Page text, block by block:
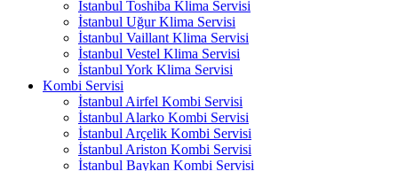
İstanbul Toshiba Klima Servisi
İstanbul Uğur Klima Servisi
İstanbul Vaillant Klima Servisi
İstanbul Vestel Klima Servisi
İstanbul York Klima Servisi
Kombi Servisi
İstanbul Airfel Kombi Servisi
İstanbul Alarko Kombi Servisi
İstanbul Arçelik Kombi Servisi
İstanbul Ariston Kombi Servisi
İstanbul Baykan Kombi Servisi